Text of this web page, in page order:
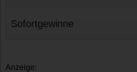
Sofortgewinne
Anzeige: